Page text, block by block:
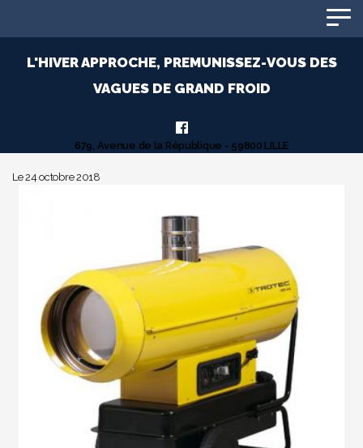
L'HIVER APPROCHE, PREMUNISSEZ-VOUS DES
VAGUES DE GRAND FROID
679, Avenue de la République - 59800 LILLE
Le 24 octobre 2018